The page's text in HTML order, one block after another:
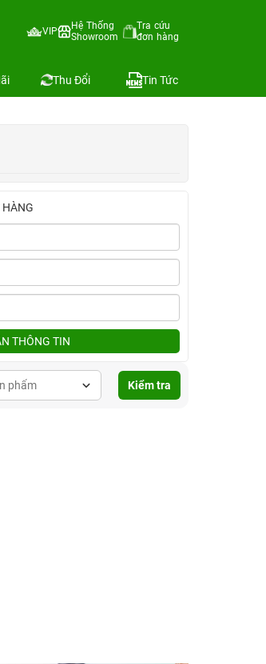
VIP
Hệ Thống
Showroom
Tra cứu
đơn hàng
Thu Đổi Tin Tức
THÔNG TIN
Kiểm tra